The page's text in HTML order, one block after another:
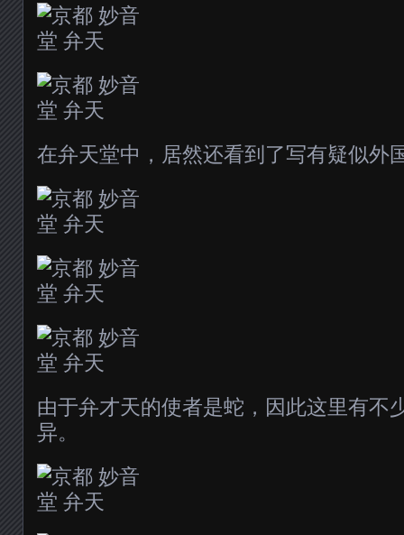
在弁天堂中，居然还看到了写有疑似外
由于弁才天的使者是蛇，因此这里有不
异。